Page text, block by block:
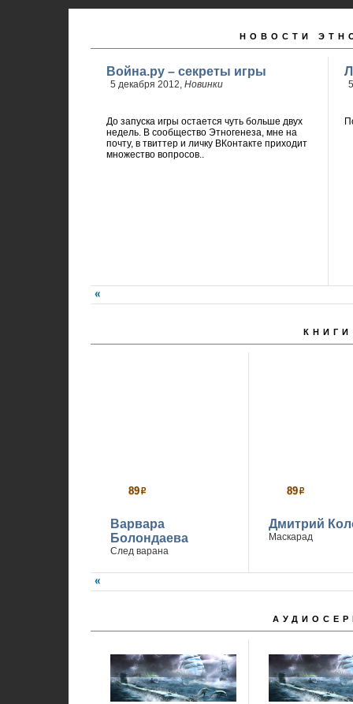
НОВОСТИ
Война.ру – секреты игры
5 декабря 2012, Новинки
До запуска игры остается чуть больше двух
недель. В сообщество Этногенеза, мне на
почту, в твиттер и личку ВКонтакте приходит
множество вопросов..
КНИГИ
89р
Варвара
Болондаева
След варана
89р
Дмитрий
Маскарад